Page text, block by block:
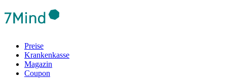
Preise
Krankenkasse
Magazin
Coupon